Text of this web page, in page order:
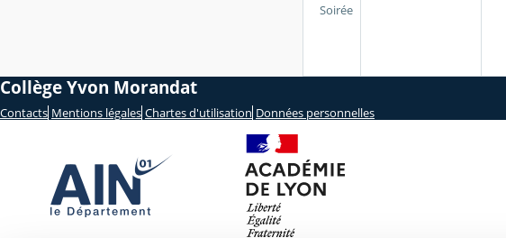
Soirée
Collège Yvon Morandat
Contacts Mentions légales Chartes d'utilisation Données personnelles